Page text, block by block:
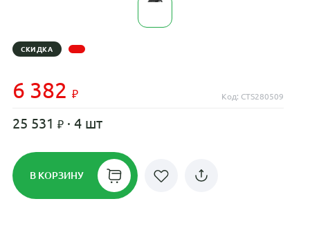
СКИДКА
6 382 Код: CTS280509
25 531 · 4 шт
В КОРЗИНУ